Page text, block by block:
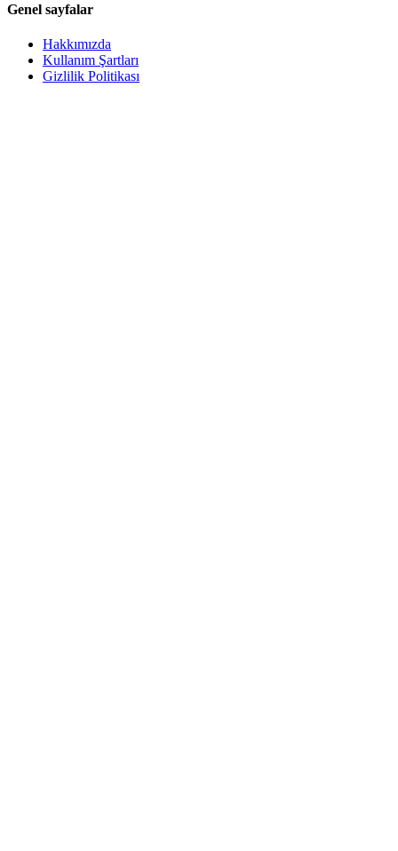
Genel sayfalar
Hakkımızda
Kullanım Şartları
Gizlilik Politikası